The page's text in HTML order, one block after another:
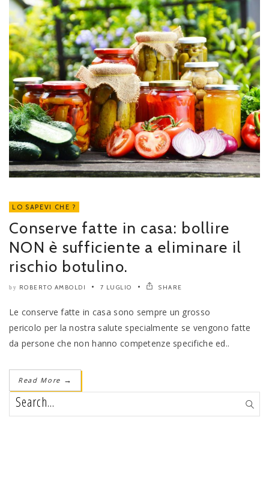
LO SAPEVI CHE ?
Conserve fatte in casa: bollire
NON è sufficiente a eliminare il
rischio botulino.
by ROBERTO AMBOLDI 7 LUGLIO SHARE
Le conserve fatte in casa sono sempre un grosso
pericolo per la nostra salute specialmente se vengono fatte
da persone che non hanno competenze specifiche ed..
Read More →